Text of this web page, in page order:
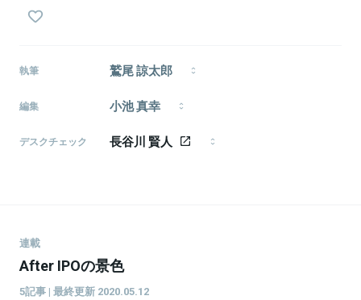
執筆 鷲尾 諒太郎
新卒で株式会社リクルートジョブズに入社し、新卒採
ーランスとして独立。複数の企業の採用支援などを行
編集 小池 真幸
『CAIXA』副編集長、『FastGrow』編集パートナー、グ
デスクチェック 長谷川 賢人
連載
After IPOの景色
5記事 | 最終更新 2020.05.12